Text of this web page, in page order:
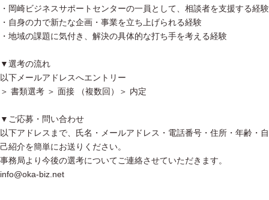
・岡崎ビジネスサポートセンターの一員として、相談者を支援する経験
・自身の力で新たな企画・事業を立ち上げられる経験
・地域の課題に気付き、解決の具体的な打ち手を考える経験
▼選考の流れ
以下メールアドレスへエントリー
＞ 書類選考 ＞ 面接 （複数回）＞ 内定
▼ご応募・問い合わせ
以下アドレスまで、氏名・メールアドレス・電話番号・住所・年齢・自
己紹介を簡単にお送りください。
事務局より今後の選考についてご連絡させていただきます。
info@oka-biz.net